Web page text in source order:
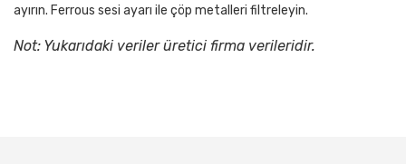
ayırın. Ferrous sesi ayarı ile çöp metalleri filtreleyin.
Not: Yukarıdaki veriler üretici firma verileridir.